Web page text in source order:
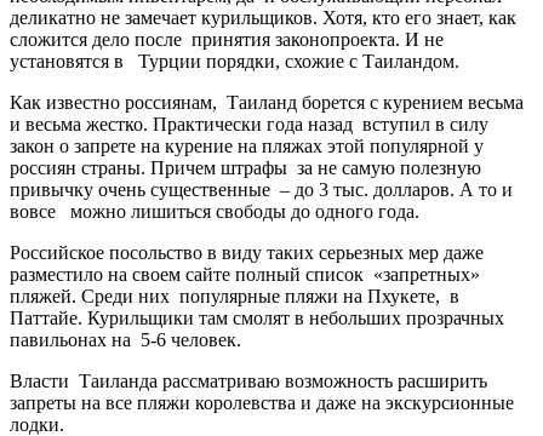
деликатно не замечает курильщиков. Хотя, кто его знает, как
сложится дело после принятия законопроекта. И не
установятся в Турции порядки, схожие с Таиландом.
Как известно россиянам, Таиланд борется с курением весьма
и весьма жестко. Практически года назад вступил в силу
закон о запрете на курение на пляжах этой популярной у
россиян страны. Причем штрафы за не самую полезную
привычку очень существенные – до 3 тыс. долларов. А то и
вовсе можно лишиться свободы до одного года.
Российское посольство в виду таких серьезных мер даже
разместило на своем сайте полный список «запретных»
пляжей. Среди них популярные пляжи на Пхукете, в
Паттайе. Курильщики там смолят в небольших прозрачных
павильонах на 5-6 человек.
Власти Таиланда рассматриваю возможность расширить
запреты на все пляжи королевства и даже на экскурсионные
лодки.